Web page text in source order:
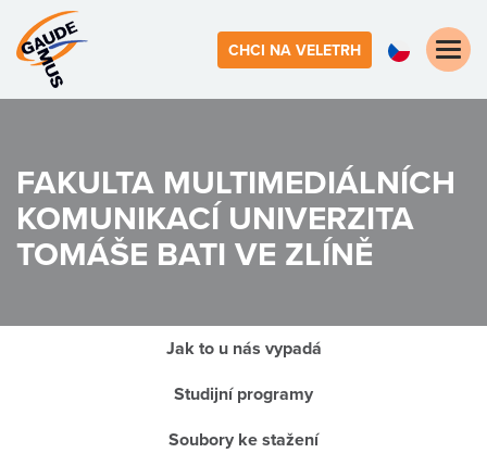
CHCI NA VELETRH
Toggle
FAKULTA MULTIMEDIÁLNÍCH
KOMUNIKACÍUNIVERZITA
TOMÁŠE BATI VE ZLÍNĚ
Jak to u nás vypadá
Studijní programy
Soubory ke stažení